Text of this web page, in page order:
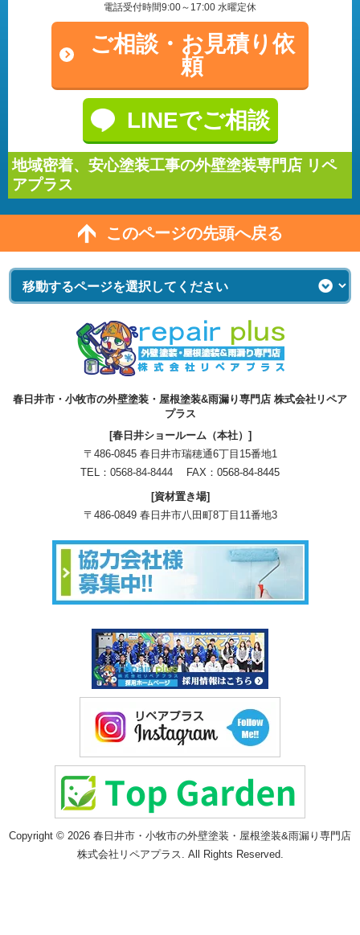
電話受付時間9:00～17:00 水曜定休
ご相談・ お見積り依
頼
LINEでご相談
地域密着、安心塗装工事の外壁塗装専門店 リペ
アプラス
このページの先頭へ戻る
春日井市・小牧市の外壁塗装・屋根塗装&雨漏り専門店 株式会社リペア
プラス
[春日井ショールーム（本社）]
〒486-0845 春日井市瑞穂通6丁目15番地1
TEL： 0568-84-8444 FAX：0568-84-8445
[資材置き場]
〒486-0849 春日井市八田町8丁目11番地3
Copyright © 2026 春日井市・小牧市の外壁塗装・屋根塗装&雨漏り専門店
株式会社リペアプラス. All Rights Reserved.